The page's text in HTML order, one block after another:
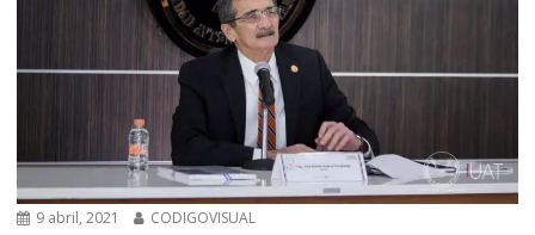
9 abril, 2021 CODIGOVISUAL